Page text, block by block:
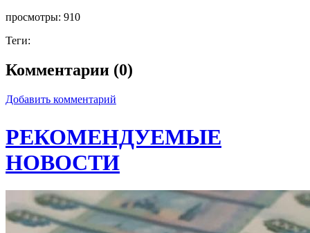
просмотры: 910
Теги:
Комментарии (0)
Добавить комментарий
РЕКОМЕНДУЕМЫЕ
НОВОСТИ